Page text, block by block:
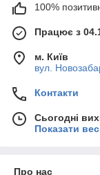
100%
Працює з
м. Київ
вул.
Контакти
Сьогодні
Показати
Про нас